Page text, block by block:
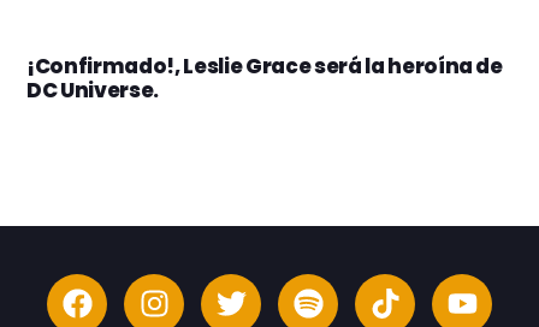
¡Confirmado!, Leslie Grace será la heroína de
DC Universe.